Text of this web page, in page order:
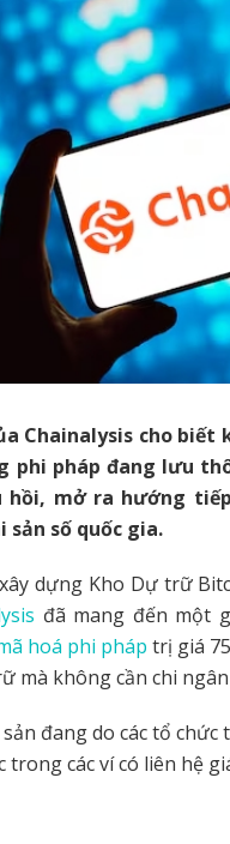
Chainalysis cho biết
phi pháp đang lưu
hồi, mở ra hướng
số quốc gia.
dựng Kho Dự trữ
đã mang đến một
hoá phi pháp trị giá
mà không cần chi ngân
đang do các tổ
trong các ví có liên hệ